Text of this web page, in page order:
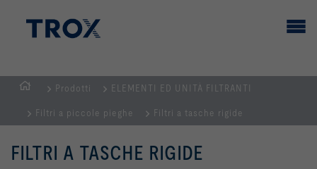
Prodotti ELEMENTI ED UNITÀ FILTRANTI
Filtri a piccole pieghe Filtri a tasche rigide
FILTRI A TASCHE RIGIDE